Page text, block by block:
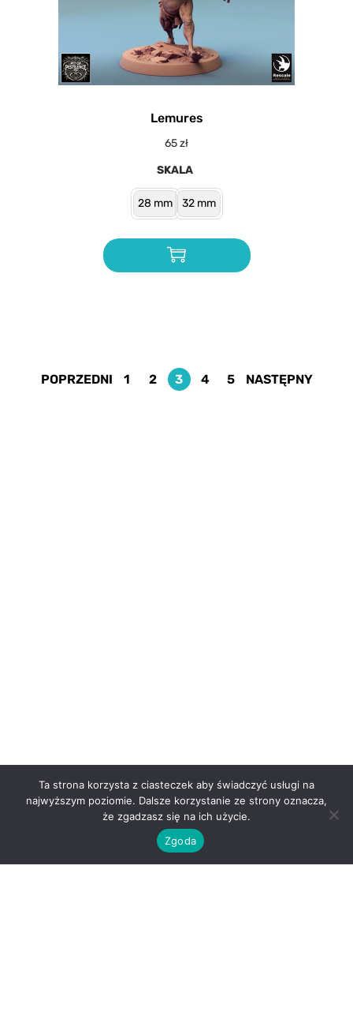
Lemures
65zł
SKALA
28 mm 32 mm
POPRZEDNI 1 2 3 4 5 NASTĘPNY
Ta strona korzysta z ciasteczek aby świadczyć usługi na
najwyższym poziomie. Dalsze korzystanie ze strony oznacza,
że zgadzasz się na ich użycie.
Zgoda